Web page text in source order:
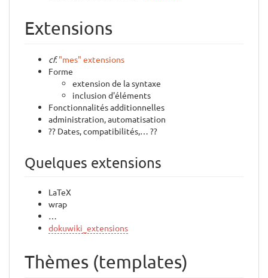
Extensions
cf. "mes" extensions
Forme
extension de la syntaxe
inclusion d'éléments
Fonctionnalités additionnelles
administration, automatisation
?? Dates, compatibilités,… ??
Quelques extensions
LaTeX
wrap
…
dokuwiki_extensions
Thèmes (templates)